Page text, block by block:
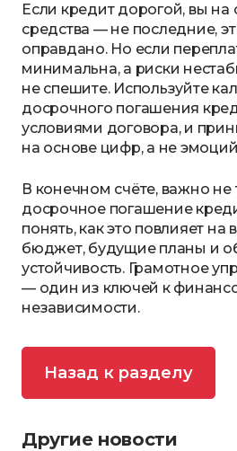
Если кредит дорогой, вы на
средства — не последние,
оправдано. Но если
минимальна, а риски
не спешите. Используйте
досрочного погашения
условиями договора, и
на основе цифр, а не
В конечном счёте, важно не
досрочное погашение
понять, как это повлияет
бюджет, будущие планы и
устойчивость. Грамотное
— один из ключей к
независимости.
Назад к разделу
Другие новости